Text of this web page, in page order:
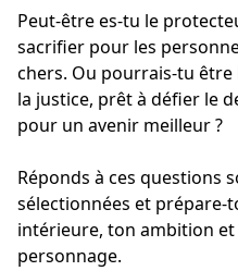
Peut-être es-tu le
sacrifier pour les
chers. Ou pourrais-tu
la justice, prêt à défier le
pour un avenir meilleur ?
Réponds à ces questions
sélectionnées et prépare-
intérieure, ton ambition
personnage.